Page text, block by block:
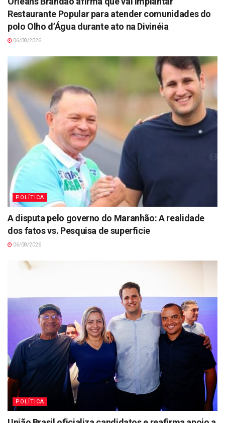
Restaurante Popular para atender comunidades do
polo Olho d’Água durante ato na Divinéia
06/08/2026
POLÍTICA
A disputa pelo governo do Maranhão: A realidade
dos fatos vs. Pesquisa de superficie
06/08/2026
POLÍTICA